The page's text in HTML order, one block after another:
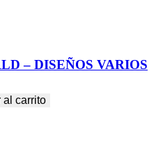
– DISEÑOS VARIOS
al carrito